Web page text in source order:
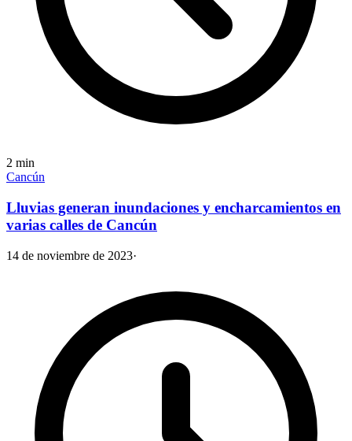
2 min
Cancún
Lluvias generan inundaciones y encharcamientos en
varias calles de Cancún
14 de noviembre de 2023·